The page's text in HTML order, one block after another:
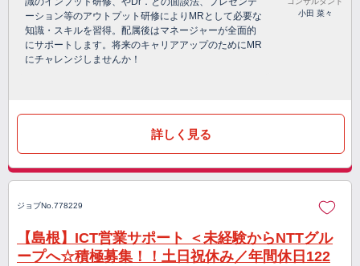
ーション等のアウトプット研修によりMRとして必要な
知識・スキルを習得。配属後はマネージャーが全面的
にサポートします。将来のキャリアアップのためにMR
にチャレンジしませんか！
小田 菜々
詳しく見る
ジョブNo.778229
【島根】ICT営業サポート ＜未経験からNTTグル
ープへ☆積極募集！！土日祝休み／年間休日122